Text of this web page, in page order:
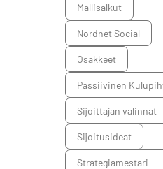
mallisalkut
Nordnet Social
osakkeet
Passiivinen
sijoittajan valinnat
sijoitusideat
Strategiamestari-